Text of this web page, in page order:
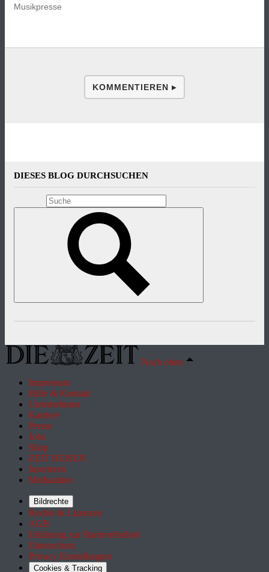
Musikpresse
KOMMENTIEREN ▸
DIESES BLOG DURCHSUCHEN
Nach oben
Impressum
Hilfe & Kontakt
Unternehmen
Karriere
Presse
Jobs
Shop
ZEIT REISEN
Inserieren
Mediadaten
Bildrechte
Rechte & Lizenzen
AGB
Erklärung zur Barrierefreiheit
Datenschutz
Privacy Einstellungen
Cookies & Tracking